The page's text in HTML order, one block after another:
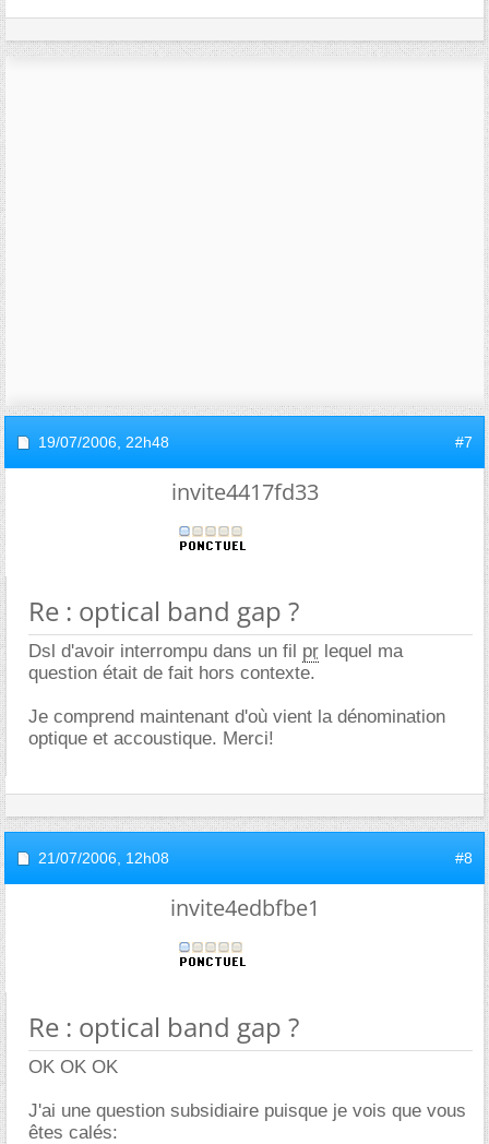
19/07/2006, 22h48 #7
invite4417fd33
Re : optical band gap ?
Dsl d'avoir interrompu dans un fil pr lequel ma
question était de fait hors contexte.
Je comprend maintenant d'où vient la dénomination
optique et accoustique. Merci!
21/07/2006, 12h08 #8
invite4edbfbe1
Re : optical band gap ?
OK OK OK
J'ai une question subsidiaire puisque je vois que vous
êtes calés: